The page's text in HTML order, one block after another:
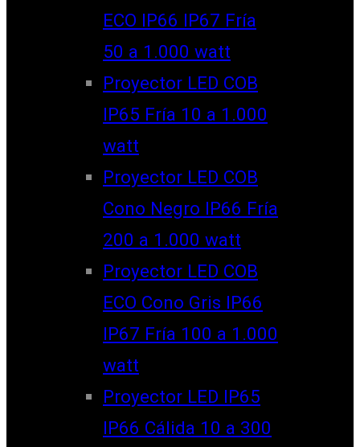
ECO IP66 IP67 Fría
50 a 1.000 watt
Proyector LED COB
IP65 Fría 10 a 1.000
watt
Proyector LED COB
Cono Negro IP66 Fría
200 a 1.000 watt
Proyector LED COB
ECO Cono Gris IP66
IP67 Fría 100 a 1.000
watt
Proyector LED IP65
IP66 Cálida 10 a 300